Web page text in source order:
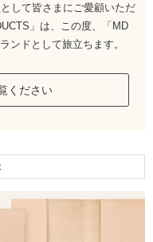
して皆さまにご愛顧いただ
」は、この度、「MD
ンドとして旅立ちます。
ください